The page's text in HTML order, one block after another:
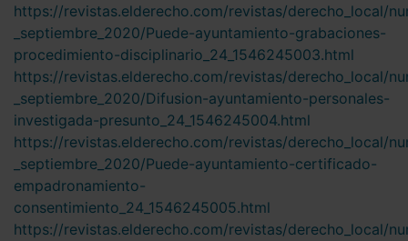
https://revistas.elderecho.com/revistas/derecho_local/
_septiembre_2020/Puede-ayuntamiento-grabaciones-
procedimiento-disciplinario_24_1546245003.html
https://revistas.elderecho.com/revistas/derecho_local/
_septiembre_2020/Difusion-ayuntamiento-personales-
investigada-presunto_24_1546245004.html
https://revistas.elderecho.com/revistas/derecho_local/
_septiembre_2020/Puede-ayuntamiento-certificado-
empadronamiento-
consentimiento_24_1546245005.html
https://revistas.elderecho.com/revistas/derecho_local/